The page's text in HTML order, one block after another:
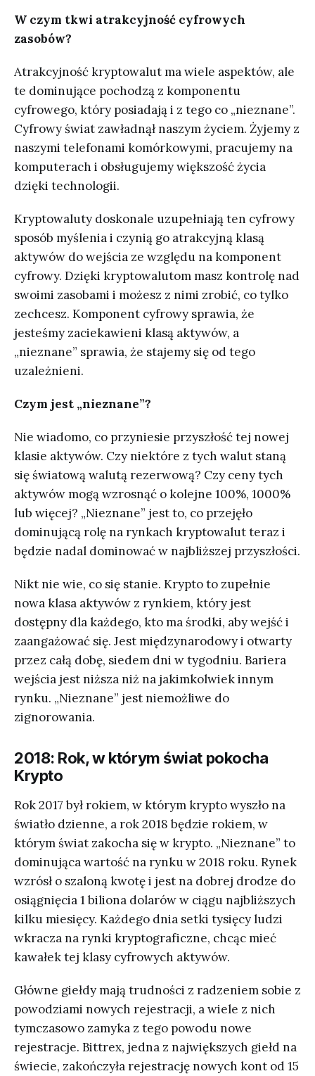
W czym tkwi atrakcyjność cyfrowych
zasobów?
Atrakcyjność kryptowalut ma wiele aspektów, ale
te dominujące pochodzą z komponentu
cyfrowego, który posiadają i z tego co „nieznane”.
Cyfrowy świat zawładnął naszym życiem. Żyjemy z
naszymi telefonami komórkowymi, pracujemy na
komputerach i obsługujemy większość życia
dzięki technologii.
Kryptowaluty doskonale uzupełniają ten cyfrowy
sposób myślenia i czynią go atrakcyjną klasą
aktywów do wejścia ze względu na komponent
cyfrowy. Dzięki kryptowalutom masz kontrolę nad
swoimi zasobami i możesz z nimi zrobić, co tylko
zechcesz. Komponent cyfrowy sprawia, że
jesteśmy zaciekawieni klasą aktywów, a
„nieznane” sprawia, że stajemy się od tego
uzależnieni.
Czym jest „nieznane”?
Nie wiadomo, co przyniesie przyszłość tej nowej
klasie aktywów. Czy niektóre z tych walut staną
się światową walutą rezerwową? Czy ceny tych
aktywów mogą wzrosnąć o kolejne 100%, 1000%
lub więcej? „Nieznane” jest to, co przejęło
dominującą rolę na rynkach kryptowalut teraz i
będzie nadal dominować w najbliższej przyszłości.
Nikt nie wie, co się stanie. Krypto to zupełnie
nowa klasa aktywów z rynkiem, który jest
dostępny dla każdego, kto ma środki, aby wejść i
zaangażować się. Jest międzynarodowy i otwarty
przez całą dobę, siedem dni w tygodniu. Bariera
wejścia jest niższa niż na jakimkolwiek innym
rynku. „Nieznane” jest niemożliwe do
zignorowania.
2018: Rok, w którym świat pokocha
Krypto
Rok 2017 był rokiem, w którym krypto wyszło na
światło dzienne, a rok 2018 będzie rokiem, w
którym świat zakocha się w krypto. „Nieznane” to
dominująca wartość na rynku w 2018 roku. Rynek
wzrósł o szaloną kwotę i jest na dobrej drodze do
osiągnięcia 1 biliona dolarów w ciągu najbliższych
kilku miesięcy. Każdego dnia setki tysięcy ludzi
wkracza na rynki kryptograficzne, chcąc mieć
kawałek tej klasy cyfrowych aktywów.
Główne giełdy mają trudności z radzeniem sobie z
powodziami nowych rejestracji, a wiele z nich
tymczasowo zamyka z tego powodu nowe
rejestracje. Bittrex, jedna z największych giełd na
świecie, zakończyła rejestrację nowych kont od 15